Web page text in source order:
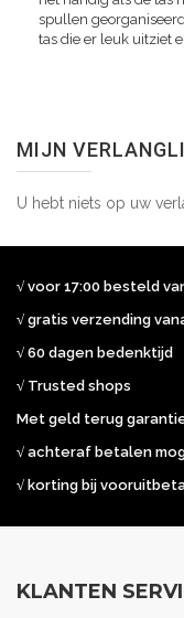
spullen
tas die er leuk uitziet
MIJN
U hebt niets op uw
√ voor 17:00 besteld
√ gratis verzending
√ 60 dagen bedenktijd
√ Trusted shops
Met geld terug
√ achteraf betalen
√ korting bij
KLANTEN